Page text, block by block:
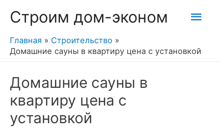
Строим дом-эконом
Главная
Строительство
Домашние сауны в квартиру цена с установкой
Домашние сауны в
квартиру цена с
установкой